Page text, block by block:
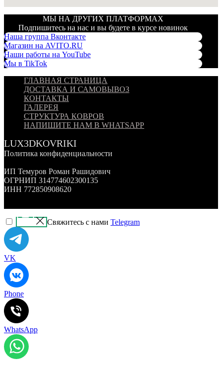
МЫ НА ДРУГИХ ПЛАТФОРМАХ
Подпишитесь на нас и вы будете в курсе новинок
Наша группа Вконтакте
Магазин на AVITO.RU
Наши работы на YouTube
Мы в TikTok
ГЛАВНАЯ СТРАНИЦА
ДОСТАВКА И САМОВЫВОЗ
КОНТАКТЫ
ГАЛЕРЕЯ
СТРУКТУРА КОВРОВ
НАПИШИТЕ НАМ В WHATSAPP
LUX3DKOVRIKI
Политика конфиденциальности
ИП Темуров Роман Рашидович
ОГРНИП 314774602300135
ИНН 772850908620
Свяжитесь с нами Telegram
VK
Phone
WhatsApp